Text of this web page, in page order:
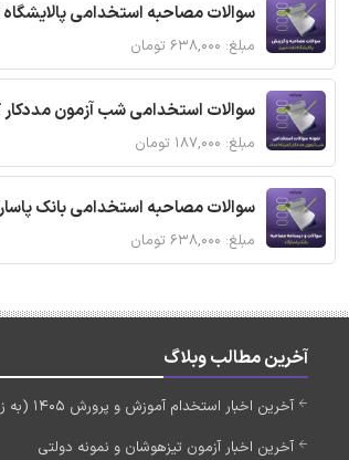
سوالات مصاحبه استخدامی
مبلغ: ۶۳۸,۰۰۰ تومان
سوالات استخدامی شب آزمون مددکار
مبلغ: ۱۸۷,۰۰۰ تومان
سوالات مصاحبه استخدامی بانک
مبلغ: ۶۳۸,۰۰۰ تومان
آخرین مطالب وبلاگ
آخرین اخبار استخدام آموزش و پرورش 1405 (به زودی)
آخرین اخبار آزمون تیزهوشان و نمونه دولتی